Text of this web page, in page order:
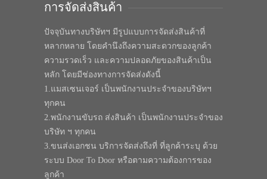
การจัดส่งสินค้า
ปัจจุบันทางบริษัทฯ มีรูปแบบการจัดส่งสินค้าที่
หลากหลาย โดยคำนึงถึงความสะดวกของลูกค้า
ความรวดเร็ว และความปลอดภัยของสินค้าเป็น
หลัก โดยมีช่องทางการจัดส่งดังนี้
1.แมสเซนเจอร์ เป็นพนักงานประจำของบริษัทฯ
ทุกคน
2.พนักงานขับรถ ส่งสินค้า เป็นพนักงานประจำของ
บริษัท ฯ ทุกคน
3.ขนส่งเอกชน บริการจัดส่งถึงที่ ที่ลูกค้าระบุ ด้วย
ระบบ Door To Door หรือตามความต้องการของ
ลูกค้า